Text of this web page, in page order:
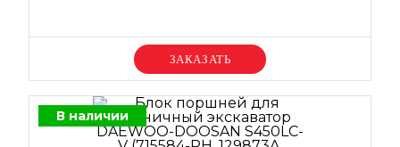
Уточняйте цену
В наличии